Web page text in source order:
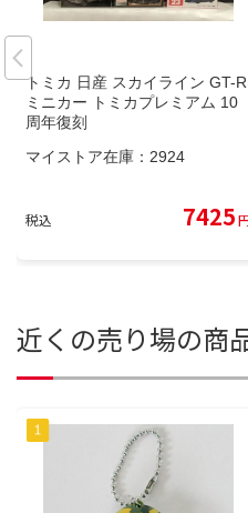
トミカ 日産 スカイライン GT-R
ミニカー トミカプレミアム 10
周年復刻
マイストア在庫： 2924
税込 7425
近くの売り場の商